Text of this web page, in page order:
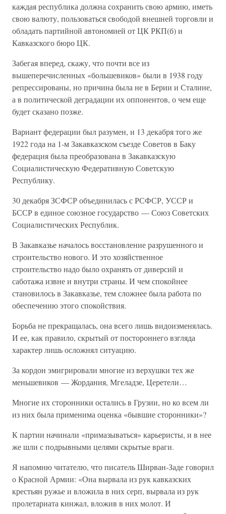
каждая республика должна сохранить свою армию, иметь
свою валюту, пользоваться свободой внешней торговли и
обладать партийной автономией от ЦК РКП(б) и
Кавказского бюро ЦК.
Забегая вперед, скажу, что почти все из
вышеперечисленных «большевиков» были в 1938 году
репрессированы, но причина была не в Берии и Сталине,
а в политической деградации их оппонентов, о чем еще
будет сказано позже.
Вариант федерации был разумен, и 13 декабря того же
1922 года на 1-м Закавказском съезде Советов в Баку
федерация была преобразована в Закавказскую
Социалистическую Федеративную Советскую
Республику.
30 декабря ЗСФСР объединилась с РСФСР, УССР и
БССР в единое союзное государство — Союз Советских
Социалистических Республик.
В Закавказье началось восстановление разрушенного и
строительство нового. И это хозяйственное
строительство надо было охранять от диверсий и
саботажа извне и внутри страны. И чем спокойнее
становилось в Закавказье, тем сложнее была работа по
обеспечению этого спокойствия.
Борьба не прекращалась, она всего лишь видоизменялась.
И ее, как правило, скрытый от постороннего взгляда
характер лишь осложнял ситуацию.
За кордон эмигрировали многие из верхушки тех же
меньшевиков — Жордания, Мгеладзе, Церетели…
Многие их сторонники остались в Грузии, но ко всем ли
из них была применима оценка «бывшие сторонники»?
К партии начинали «примазываться» карьеристы, и в нее
же шли с подрывными целями скрытые враги.
Я напомню читателю, что писатель Ширван-Заде говорил
о Красной Армии: «Она вырвала из рук кавказских
крестьян ружье и вложила в них серп, вырвала из рук
пролетариата кинжал, вложив в них молот. И